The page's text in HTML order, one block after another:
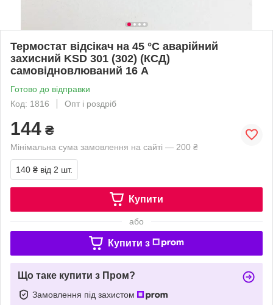
Термостат відсікач на 45 °C аварійний
захисний KSD 301 (302) (КСД)
самовідновлюваний 16 А
Готово до відправки
Код: 1816
Опт і роздріб
144 ₴
Мінімальна сума замовлення на сайті — 200 ₴
140 ₴ від 2 шт.
Купити
або
Купити з
Що таке купити з Пром?
Замовлення під захистом